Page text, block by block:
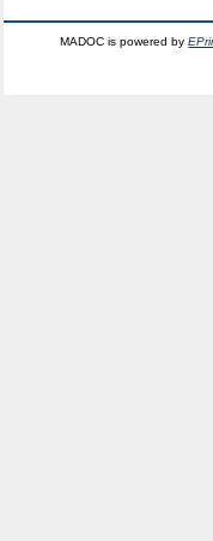
MADOC is powered by